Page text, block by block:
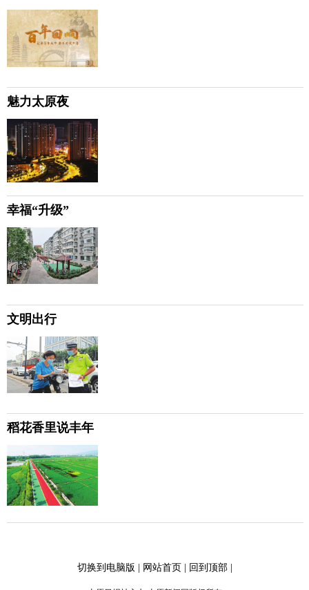
魅力太原夜
幸福“升级”
文明出行
稻花香里说丰年
切换到电脑版 | 网站首页| 回到顶部|